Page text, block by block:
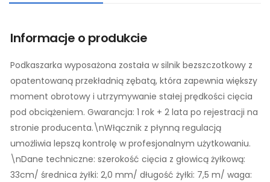
Informacje o produkcie
Podkaszarka wyposażona została w silnik bezszczotkowy z
opatentowaną przekładnią zębatą, która zapewnia większy
moment obrotowy i utrzymywanie stałej prędkości cięcia
pod obciążeniem. Gwarancja: 1 rok + 2 lata po rejestracji na
stronie producenta.\nWłącznik z płynną regulacją
umożliwia lepszą kontrolę w profesjonalnym użytkowaniu.
\nDane techniczne: szerokość cięcia z głowicą żyłkową:
33cm/ średnica żyłki: 2,0 mm/ długość żyłki: 7,5 m/ waga: